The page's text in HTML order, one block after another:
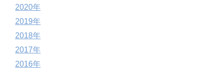
2020年
2019年
2018年
2017年
2016年